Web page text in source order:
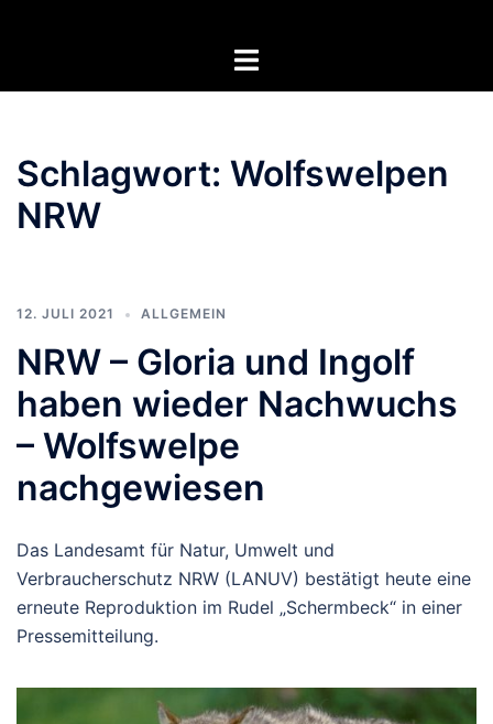
Menü
Schlagwort: Wolfswelpen
NRW
12. JULI 2021 ALLGEMEIN
NRW – Gloria und Ingolf
haben wieder Nachwuchs
– Wolfswelpe
nachgewiesen
Das Landesamt für Natur, Umwelt und
Verbraucherschutz NRW (LANUV) bestätigt heute eine
erneute Reproduktion im Rudel „Schermbeck“ in einer
Pressemitteilung.